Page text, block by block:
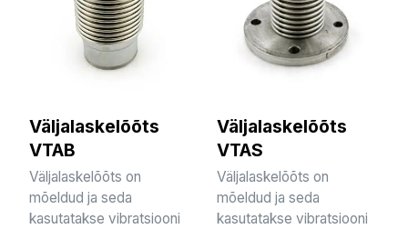
Väljalaskelõõts
VTAB
Väljalaskelõõts on
mõeldud ja seda
kasutatakse vibratsiooni
Väljalaskelõõts
VTAS
Väljalaskelõõts on
mõeldud ja seda
kasutatakse vibratsiooni